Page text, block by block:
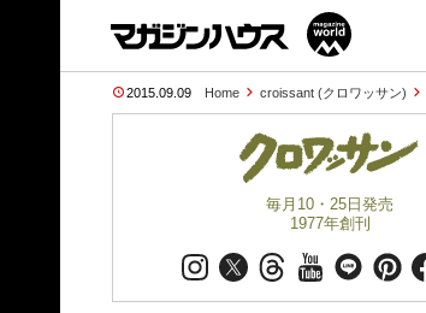
2015.09.09 Home croissant (クロワッサン)
毎月10・25日発売
1977年創刊